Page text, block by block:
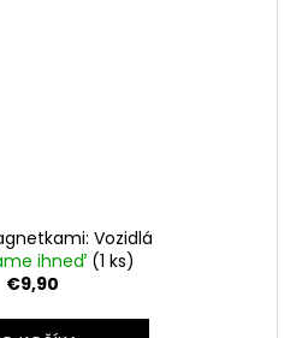
Vozidlá
ihneď (1 ks)
€9,90